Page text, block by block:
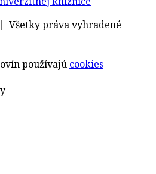
| Všetky práva vyhradené
používajú cookies